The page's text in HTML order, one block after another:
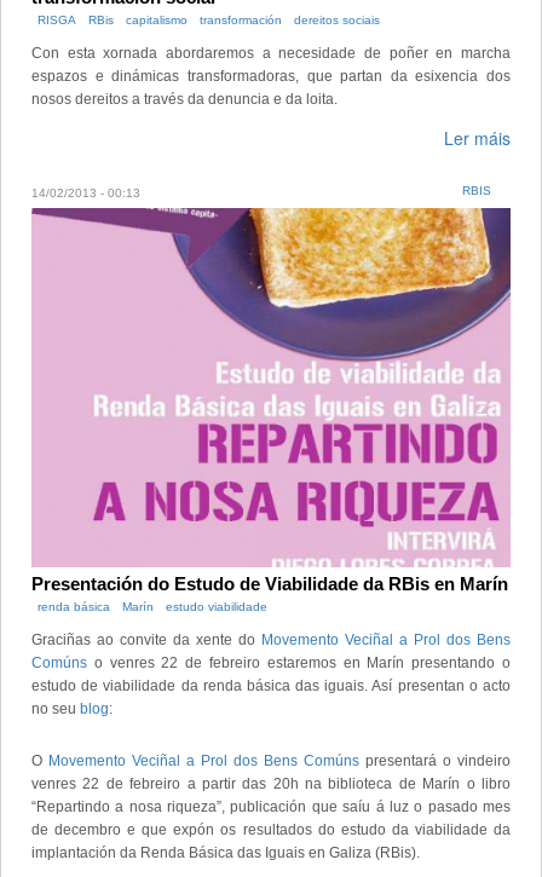
RISGA RBis capitalismo transformación dereitos sociais
Con esta xornada abordaremos a necesidade de poñer en marcha
espazos e dinámicas transformadoras, que partan da esixencia dos
nosos dereitos a través da denuncia e da loita.
Ler máis
14/02/2013 - 00:13 RBIS
Presentación do Estudo de Viabilidade da RBis en Marín
renda básica Marín estudo viabilidade
Graciñas ao convite da xente do Movemento Veciñal a Prol dos Bens
Comúns o venres 22 de febreiro estaremos en Marín presentando o
estudo de viabilidade da renda básica das iguais. Así presentan o acto
no seu blog:
O Movemento Veciñal a Prol dos Bens Comúns presentará o vindeiro
venres 22 de febreiro a partir das 20h na biblioteca de Marín o libro
“Repartindo a nosa riqueza”, publicación que saíu á luz o pasado mes
de decembro e que expón os resultados do estudo da viabilidade da
implantación da Renda Básica das Iguais en Galiza (RBis).